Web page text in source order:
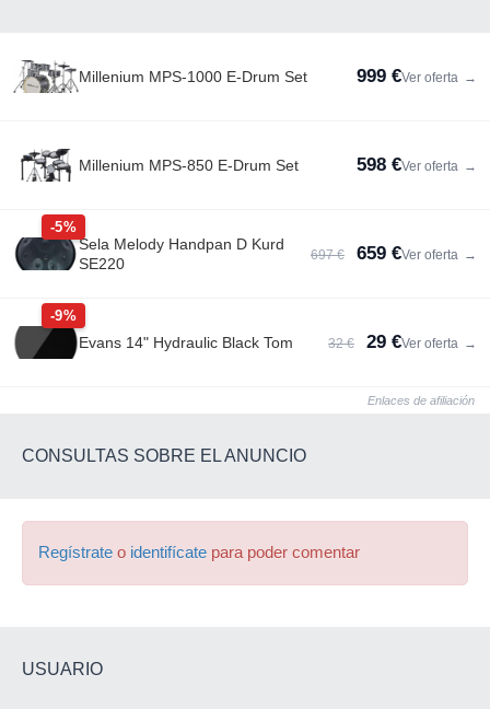
Millenium MPS-1000 E-Drum Set 999 €Ver oferta →
Millenium MPS-850 E-Drum Set 598 €Ver oferta →
-5%
Sela Melody Handpan D Kurd
SE220
697 € 659 €Ver oferta →
-9%
Evans 14" Hydraulic Black Tom 32 € 29 €Ver oferta →
Enlaces de afiliación
CONSULTAS SOBRE EL ANUNCIO
Regístrate o identifícate para poder comentar
USUARIO